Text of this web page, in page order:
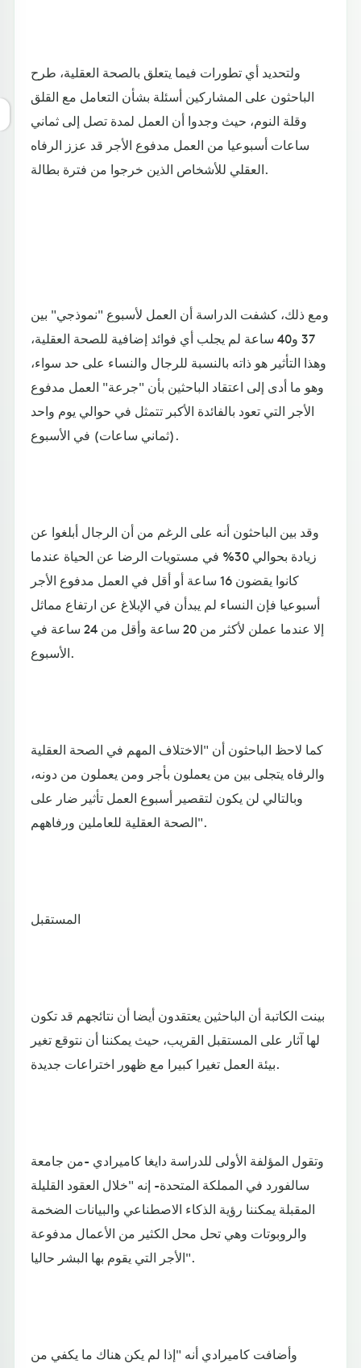
ولتحديد أي تطورات فيما يتعلق بالصحة العقلية، طرح
الباحثون على المشاركين أسئلة بشأن التعامل مع القلق
وقلة النوم، حيث وجدوا أن العمل لمدة تصل إلى ثماني
ساعات أسبوعيا من العمل مدفوع الأجر قد عزز الرفاه
العقلي للأشخاص الذين خرجوا من فترة بطالة.
ومع ذلك، كشفت الدراسة أن العمل لأسبوع "نموذجي" بين
37 و40 ساعة لم يجلب أي فوائد إضافية للصحة العقلية،
وهذا التأثير هو ذاته بالنسبة للرجال والنساء على حد سواء،
وهو ما أدى إلى اعتقاد الباحثين بأن "جرعة" العمل مدفوع
الأجر التي تعود بالفائدة الأكبر تتمثل في حوالي يوم واحد
(ثماني ساعات) في الأسبوع.
وقد بين الباحثون أنه على الرغم من أن الرجال أبلغوا عن
زيادة بحوالي 30% في مستويات الرضا عن الحياة عندما
كانوا يقضون 16 ساعة أو أقل في العمل مدفوع الأجر
أسبوعيا فإن النساء لم يبدأن في الإبلاغ عن ارتفاع مماثل
إلا عندما عملن لأكثر من 20 ساعة وأقل من 24 ساعة في
الأسبوع.
كما لاحظ الباحثون أن "الاختلاف المهم في الصحة العقلية
والرفاه يتجلى بين من يعملون بأجر ومن يعملون من دونه،
وبالتالي لن يكون لتقصير أسبوع العمل تأثير ضار على
الصحة العقلية للعاملين ورفاههم".
المستقبل
بينت الكاتبة أن الباحثين يعتقدون أيضا أن نتائجهم قد تكون
لها آثار على المستقبل القريب، حيث يمكننا أن نتوقع تغير
بيئة العمل تغيرا كبيرا مع ظهور اختراعات جديدة.
وتقول المؤلفة الأولى للدراسة دايغا كاميرادي -من جامعة
سالفورد في المملكة المتحدة- إنه "خلال العقود القليلة
المقبلة يمكننا رؤية الذكاء الاصطناعي والبيانات الضخمة
والروبوتات وهي تحل محل الكثير من الأعمال مدفوعة
الأجر التي يقوم بها البشر حاليا".
وأضافت كاميرادي أنه "إذا لم يكن هناك ما يكفي من